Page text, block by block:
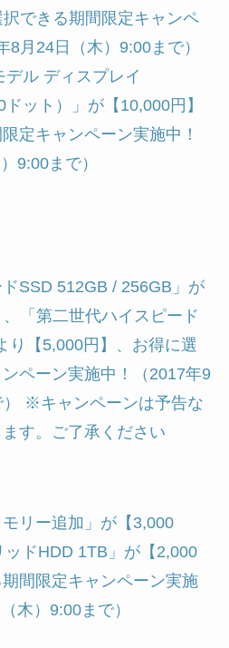
択できる期間限定キャンペ
8月24日（木）9:00まで）
ル ディスプレイ
ット）」が【10,000円】
定キャンペーン実施中！
9:00まで）
ドSSD 512GB / 256GB」が
「第二世代ハイスピード
り【5,000円】、お得に選
ペーン実施中！（2017年9
） ※キャンペーンは予告な
す。ご了承ください
リー追加」が【3,000
ドHDD 1TB」が【2,000
間限定キャンペーン実施
木）9:00まで）